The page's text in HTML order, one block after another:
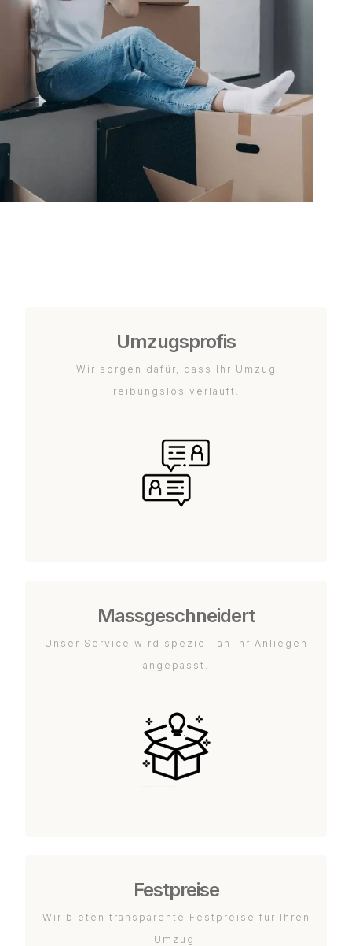
Umzugsprofis
Wir sorgen dafür, dass Ihr Umzug
reibungslos verläuft.
Massgeschneidert
Unser Service wird speziell an Ihr Anliegen
angepasst.
Festpreise
Wir bieten transparente Festpreise für Ihren
Umzug.